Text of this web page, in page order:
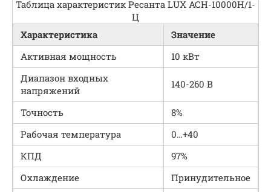
Таблица характеристик Ресанта LUX АСН-10000Н/1-
Ц
Характеристика
Значение
Активная мощность
10 кВт
Диапазон входных
напряжений
140-260 В
Точность
8%
Рабочая температура
0…+40
КПД
97%
Охлаждение
Принудительное